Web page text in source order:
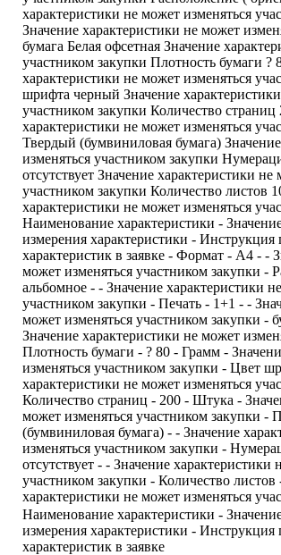
характеристики не может изменяться
Значение характеристики не может
бумага Белая офсетная Значение
участником закупки Плотность бумаги ?
характеристики не может изменяться
шрифта черный Значение
участником закупки Количество
характеристики не может изменяться
Твердый (бумвиниловая бумага)
изменяться участником закупки
отсутствует Значение характеристики не
участником закупки Количество листов
характеристики не может изменяться
Наименование характеристики -
измерения характеристики -
характеристик в заявке - Формат - А4 - -
может изменяться участником закупки -
альбомное - - Значение характеристики
участником закупки - Печать - 1+1 - -
может изменяться участником закупки -
Значение характеристики не может
Плотность бумаги - ? 80 - Грамм -
изменяться участником закупки - Цвет
характеристики не может изменяться
Количество страниц - 200 - Штука -
может изменяться участником закупки -
(бумвиниловая бумага) - - Значение
изменяться участником закупки -
отсутствует - - Значение характеристики
участником закупки - Количество
характеристики не может изменяться
Наименование характеристики -
измерения характеристики -
характеристик в заявке